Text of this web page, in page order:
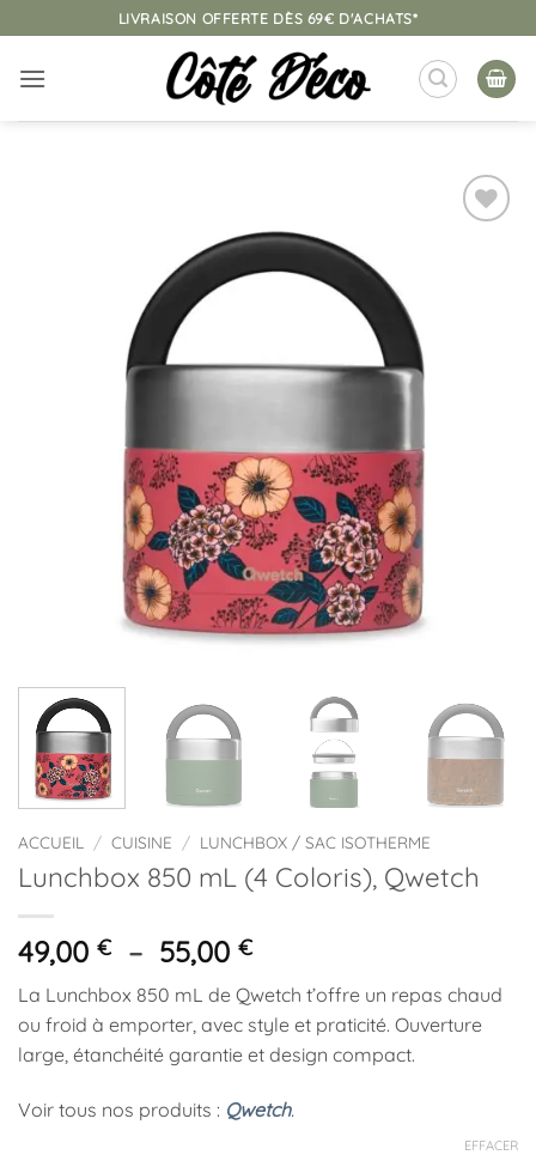
au
contenu
LIVRAISON OFFERTE DÈS 69€ D'ACHATS*
ACCUEIL / CUISINE / LUNCHBOX / SAC ISOTHERME
Lunchbox 850 mL (4 Coloris), Qwetch
49,00 € – 55,00 €Plage
de
prix :
49,00 €
à
55,00 €
La Lunchbox 850 mL de Qwetch t’offre un repas chaud
ou froid à emporter, avec style et praticité. Ouverture
large, étanchéité garantie et design compact.
Voir tous nos produits : Qwetch.
EFFACER